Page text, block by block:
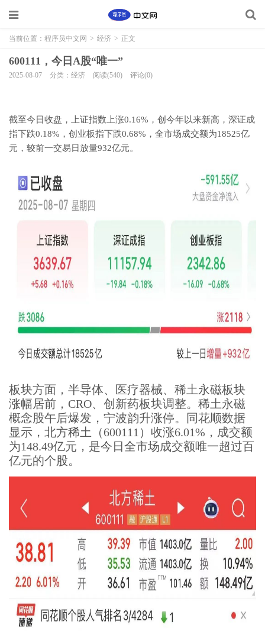
当前位置： 程序员中文网 > 经济 > 正文
600111，今日A股“唯一”
2025-08-07 分类：经济 阅读(540) 评论(0)
截至今日收盘，上证指数上涨0.16%，创今年以来新高，深证成
指下跌0.18%，创业板指下跌0.68%，全市场成交额为18525亿
元，较前一交易日放量932亿元。
板块方面，半导体、医疗器械、稀土永磁板块
涨幅居前，CRO、创新药板块调整。稀土永磁
概念股午后爆发，宁波韵升涨停。同花顺数据
显示，北方稀土（600111）收涨6.01%，成交额
为148.49亿元，是今日全市场成交额唯一超过百
亿元的个股。